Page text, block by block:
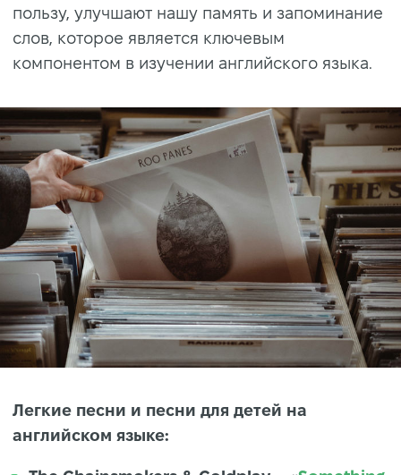
пользу, улучшают нашу память и запоминание
слов, которое является ключевым
компонентом в изучении английского языка.
Легкие песни и песни для детей на
английском языке: